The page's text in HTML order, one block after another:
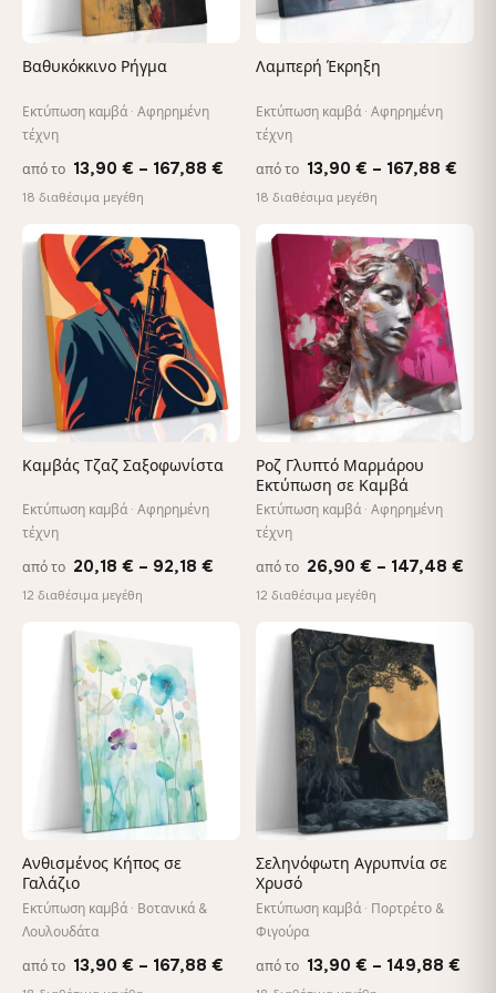
Βαθυκόκκινο Ρήγμα
Εκτύπωση καμβά · Αφηρημένη
τέχνη
από το 13,90 € – 167,88 € Price
range:
through
167,88 €
18 διαθέσιμα μεγέθη
Λαμπερή Έκρηξη
Εκτύπωση καμβά · Αφηρημένη
τέχνη
από το 13,90 € – 167,88 €
18 διαθέσιμα μεγέθη
♡
−9%
Καμβάς Τζαζ Σαξοφωνίστα
Εκτύπωση καμβά · Αφηρημένη
τέχνη
από το 20,18 € – 92,18 €
range:
12 διαθέσιμα μεγέθη
♡
Ροζ Γλυπτό Μαρμάρου
Εκτύπωση σε Καμβά
Εκτύπωση καμβά · Αφηρημένη
τέχνη
από το 26,90 € – 147,48 €
12 διαθέσιμα μεγέθη
Ανθισμένος Κήπος σε
Γαλάζιο
Εκτύπωση καμβά · Βοτανικά &
Λουλουδάτα
από το 13,90 € – 167,88 € Price
♡
Σεληνόφωτη Αγρυπνία σε
Χρυσό
Εκτύπωση καμβά · Πορτρέτο &
Φιγούρα
από το 13,90 € – 149,88 €